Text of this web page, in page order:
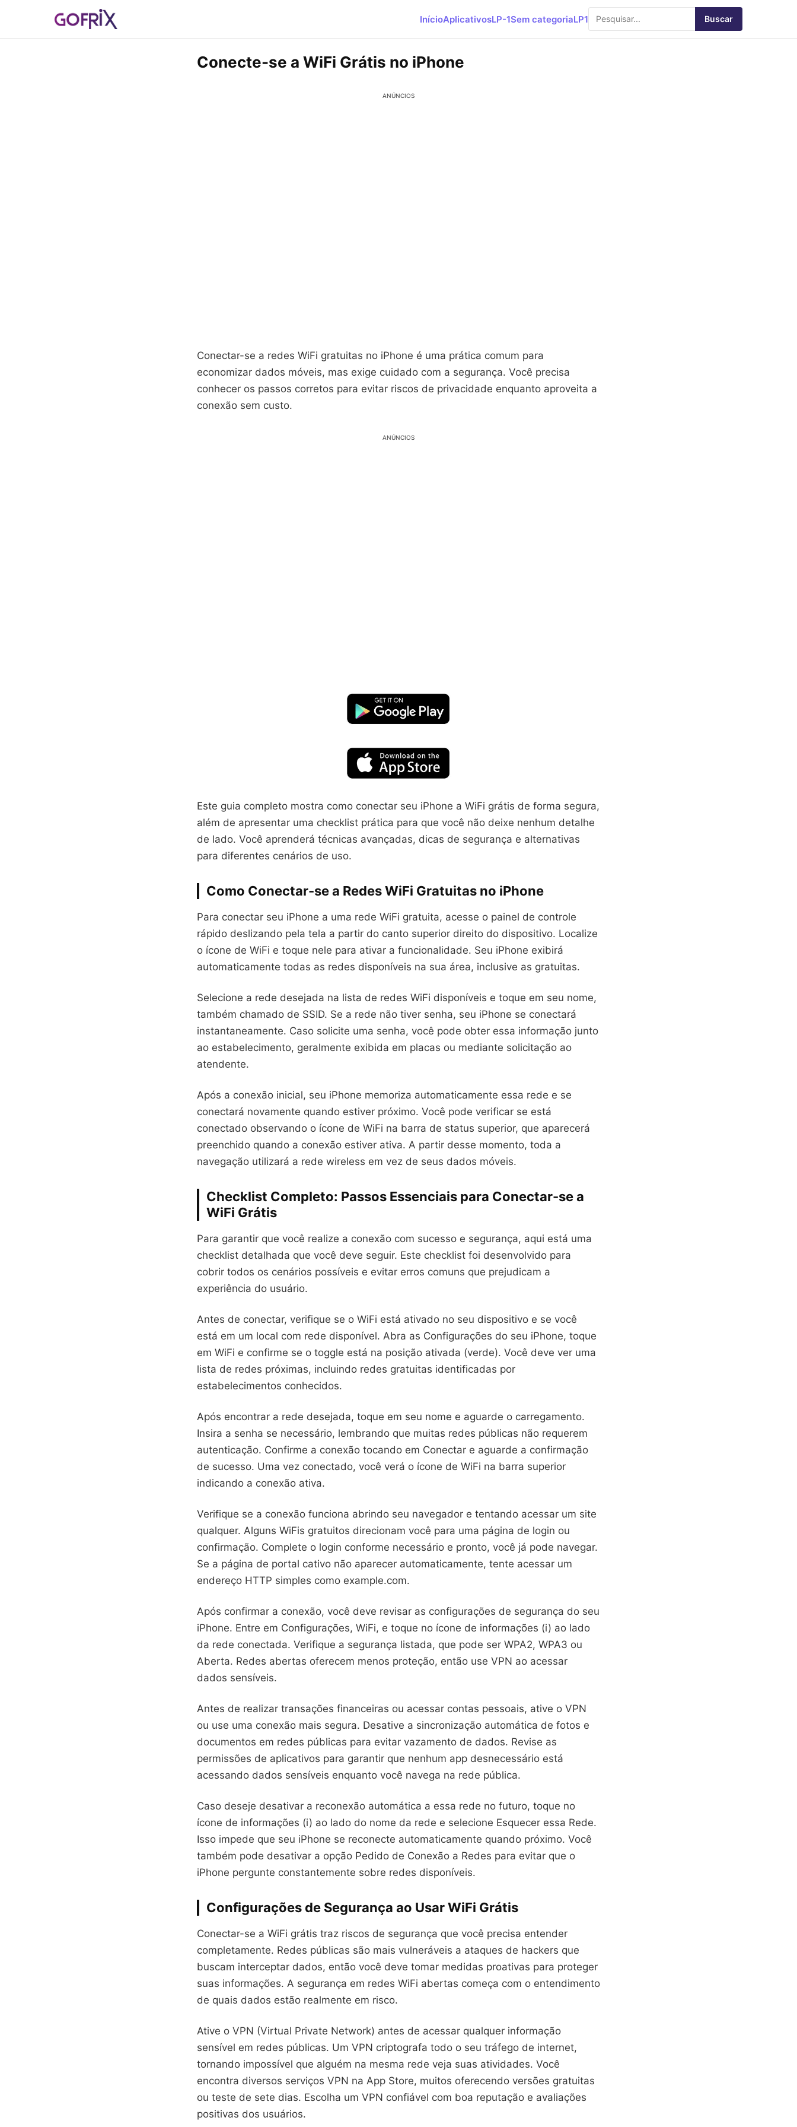
InícioAplicativosLP-1Sem categoriaLP1 Buscar
Conecte-se a WiFi Grátis no iPhone
ANÚNCIOS
Conectar-se a redes WiFi gratuitas no iPhone é uma prática comum para
economizar dados móveis, mas exige cuidado com a segurança. Você precisa
conhecer os passos corretos para evitar riscos de privacidade enquanto aproveita a
conexão sem custo.
ANÚNCIOS
Este guia completo mostra como conectar seu iPhone a WiFi grátis de forma segura,
além de apresentar uma checklist prática para que você não deixe nenhum detalhe
de lado. Você aprenderá técnicas avançadas, dicas de segurança e alternativas
para diferentes cenários de uso.
Como Conectar-se a Redes WiFi Gratuitas no iPhone
Para conectar seu iPhone a uma rede WiFi gratuita, acesse o painel de controle
rápido deslizando pela tela a partir do canto superior direito do dispositivo. Localize
o ícone de WiFi e toque nele para ativar a funcionalidade. Seu iPhone exibirá
automaticamente todas as redes disponíveis na sua área, inclusive as gratuitas.
Selecione a rede desejada na lista de redes WiFi disponíveis e toque em seu nome,
também chamado de SSID. Se a rede não tiver senha, seu iPhone se conectará
instantaneamente. Caso solicite uma senha, você pode obter essa informação junto
ao estabelecimento, geralmente exibida em placas ou mediante solicitação ao
atendente.
Após a conexão inicial, seu iPhone memoriza automaticamente essa rede e se
conectará novamente quando estiver próximo. Você pode verificar se está
conectado observando o ícone de WiFi na barra de status superior, que aparecerá
preenchido quando a conexão estiver ativa. A partir desse momento, toda a
navegação utilizará a rede wireless em vez de seus dados móveis.
Checklist Completo: Passos Essenciais para Conectar-se a
WiFi Grátis
Para garantir que você realize a conexão com sucesso e segurança, aqui está uma
checklist detalhada que você deve seguir. Este checklist foi desenvolvido para
cobrir todos os cenários possíveis e evitar erros comuns que prejudicam a
experiência do usuário.
Antes de conectar, verifique se o WiFi está ativado no seu dispositivo e se você
está em um local com rede disponível. Abra as Configurações do seu iPhone, toque
em WiFi e confirme se o toggle está na posição ativada (verde). Você deve ver uma
lista de redes próximas, incluindo redes gratuitas identificadas por
estabelecimentos conhecidos.
Após encontrar a rede desejada, toque em seu nome e aguarde o carregamento.
Insira a senha se necessário, lembrando que muitas redes públicas não requerem
autenticação. Confirme a conexão tocando em Conectar e aguarde a confirmação
de sucesso. Uma vez conectado, você verá o ícone de WiFi na barra superior
indicando a conexão ativa.
Verifique se a conexão funciona abrindo seu navegador e tentando acessar um site
qualquer. Alguns WiFis gratuitos direcionam você para uma página de login ou
confirmação. Complete o login conforme necessário e pronto, você já pode navegar.
Se a página de portal cativo não aparecer automaticamente, tente acessar um
endereço HTTP simples como example.com.
Após confirmar a conexão, você deve revisar as configurações de segurança do seu
iPhone. Entre em Configurações, WiFi, e toque no ícone de informações (i) ao lado
da rede conectada. Verifique a segurança listada, que pode ser WPA2, WPA3 ou
Aberta. Redes abertas oferecem menos proteção, então use VPN ao acessar
dados sensíveis.
Antes de realizar transações financeiras ou acessar contas pessoais, ative o VPN
ou use uma conexão mais segura. Desative a sincronização automática de fotos e
documentos em redes públicas para evitar vazamento de dados. Revise as
permissões de aplicativos para garantir que nenhum app desnecessário está
acessando dados sensíveis enquanto você navega na rede pública.
Caso deseje desativar a reconexão automática a essa rede no futuro, toque no
ícone de informações (i) ao lado do nome da rede e selecione Esquecer essa Rede.
Isso impede que seu iPhone se reconecte automaticamente quando próximo. Você
também pode desativar a opção Pedido de Conexão a Redes para evitar que o
iPhone pergunte constantemente sobre redes disponíveis.
Configurações de Segurança ao Usar WiFi Grátis
Conectar-se a WiFi grátis traz riscos de segurança que você precisa entender
completamente. Redes públicas são mais vulneráveis a ataques de hackers que
buscam interceptar dados, então você deve tomar medidas proativas para proteger
suas informações. A segurança em redes WiFi abertas começa com o entendimento
de quais dados estão realmente em risco.
Ative o VPN (Virtual Private Network) antes de acessar qualquer informação
sensível em redes públicas. Um VPN criptografa todo o seu tráfego de internet,
tornando impossível que alguém na mesma rede veja suas atividades. Você
encontra diversos serviços VPN na App Store, muitos oferecendo versões gratuitas
ou teste de sete dias. Escolha um VPN confiável com boa reputação e avaliações
positivas dos usuários.